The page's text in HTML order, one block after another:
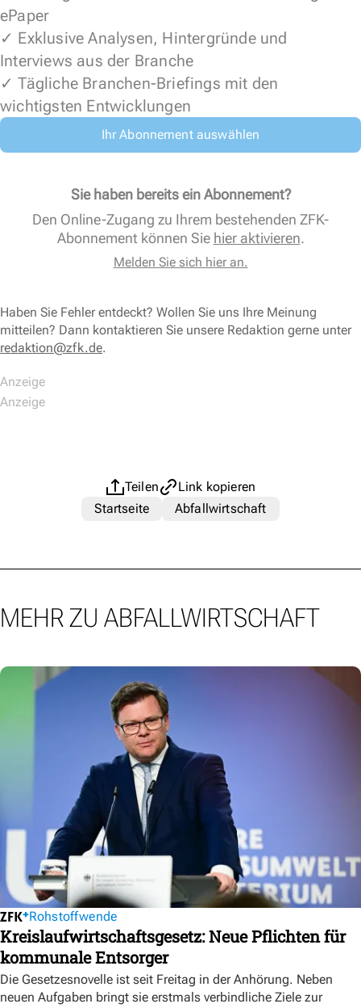
ePaper
✓ Exklusive Analysen, Hintergründe und
Interviews aus der Branche
✓ Tägliche Branchen-Briefings mit den
wichtigsten Entwicklungen
Ihr Abonnement auswählen
Sie haben bereits ein Abonnement?
Den Online-Zugang zu Ihrem bestehenden ZFK-
Abonnement können Sie hier aktivieren.
Melden Sie sich hier an.
Haben Sie Fehler entdeckt? Wollen Sie uns Ihre Meinung
mitteilen? Dann kontaktieren Sie unsere Redaktion gerne unter
redaktion@zfk.de.
Teilen
Link kopieren
Startseite
Abfallwirtschaft
MEHR ZU ABFALLWIRTSCHAFT
Rohstoffwende
Kreislaufwirtschaftsgesetz: Neue Pflichten für
kommunale Entsorger
Die Gesetzesnovelle ist seit Freitag in der Anhörung. Neben
neuen Aufgaben bringt sie erstmals verbindliche Ziele zur